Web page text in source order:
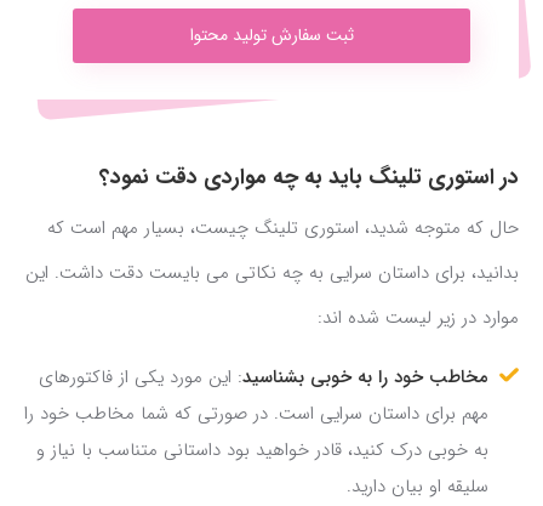
ثبت سفارش تولید محتوا
در استوری تلینگ باید به چه مواردی دقت نمود؟
حال که متوجه شدید، استوری تلینگ چیست، بسیار مهم است که
بدانید، برای داستان سرایی به چه نکاتی می بایست دقت داشت. این
موارد در زیر لیست شده اند:
مخاطب خود را به خوبی بشناسید: این مورد یکی از فاکتورهای
مهم برای داستان سرایی است. در صورتی که شما مخاطب خود را
به خوبی درک کنید، قادر خواهید بود داستانی متناسب با نیاز و
سلیقه او بیان دارید.